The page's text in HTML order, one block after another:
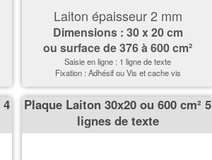
Laiton épaisseur 2 mm
Dimensions : 30 x 20 cm
ou surface de376 à 600 cm²
Saisie en ligne : 1 ligne de texte
Fixation : Adhésif ou Vis et cache vis
4
Plaque Laiton 30x20 ou 600 cm² 5
lignes de texte